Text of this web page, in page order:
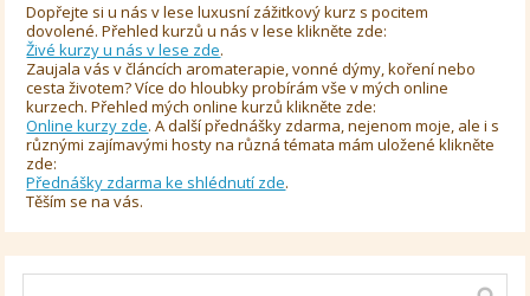
Dopřejte si u nás v lese luxusní zážitkový kurz s pocitem
dovolené. Přehled kurzů u nás v lese klikněte zde:
Živé kurzy u nás v lese zde.
Zaujala vás v článcích aromaterapie, vonné dýmy, koření nebo
cesta životem? Více do hloubky probírám vše v mých online
kurzech. Přehled mých online kurzů klikněte zde:
Online kurzy zde. A další přednášky zdarma, nejenom moje, ale i s
různými zajímavými hosty na různá témata mám uložené klikněte
zde:
Přednášky zdarma ke shlédnutí zde.
Těším se na vás.